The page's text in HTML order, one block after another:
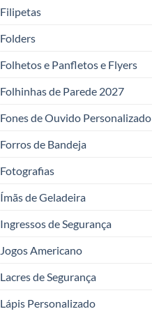
Filipetas
Folders
Folhetos e Panfletos e Flyers
Folhinhas de Parede 2027
Fones de Ouvido Personalizado
Forros de Bandeja
Fotografias
Ímãs de Geladeira
Ingressos de Segurança
Jogos Americano
Lacres de Segurança
Lápis Personalizado